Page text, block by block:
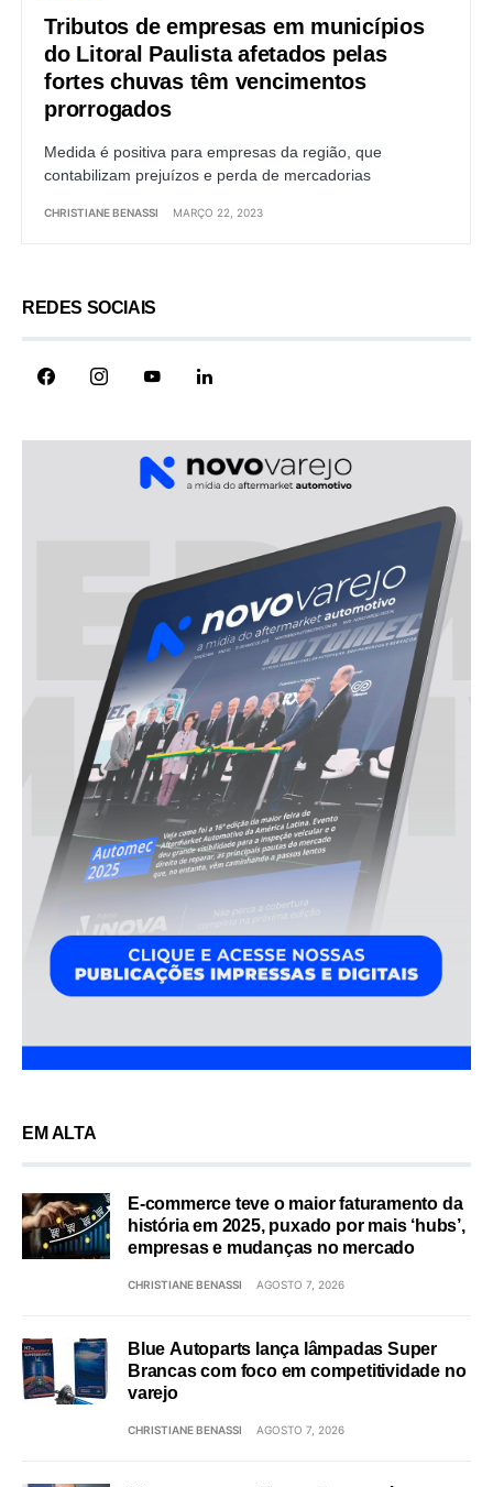
Tributos de empresas em municípios
do Litoral Paulista afetados pelas
fortes chuvas têm vencimentos
prorrogados
Medida é positiva para empresas da região, que
contabilizam prejuízos e perda de mercadorias
CHRISTIANE BENASSI MARÇO 22, 2023
REDES SOCIAIS
EM ALTA
E-commerce teve o maior faturamento da
história em 2025, puxado por mais ‘hubs’,
empresas e mudanças no mercado
CHRISTIANE BENASSI AGOSTO 7, 2026
Blue Autoparts lança lâmpadas Super
Brancas com foco em competitividade no
varejo
CHRISTIANE BENASSI AGOSTO 7, 2026